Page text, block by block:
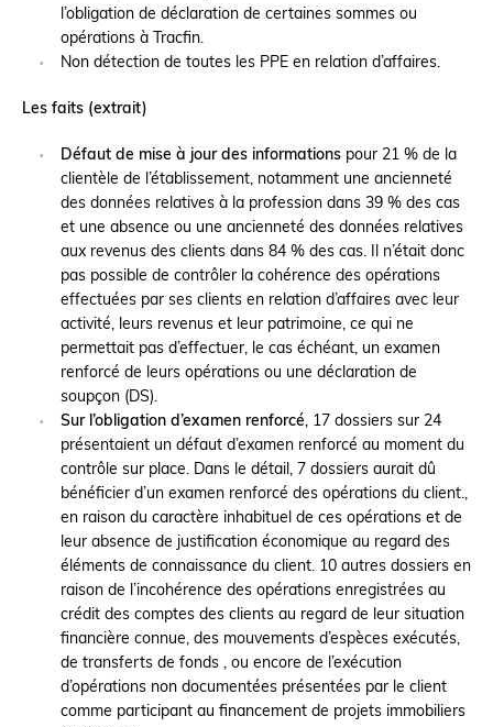
l’obligation de déclaration de certaines sommes ou
opérations à Tracfin.
Non détection de toutes les PPE en relation d’affaires.
Les faits (extrait)
Défaut de mise à jour des informations pour 21 % de la
clientèle de l’établissement, notamment une ancienneté
des données relatives à la profession dans 39 % des cas
et une absence ou une ancienneté des données relatives
aux revenus des clients dans 84 % des cas. Il n’était donc
pas possible de contrôler la cohérence des opérations
effectuées par ses clients en relation d’affaires avec leur
activité, leurs revenus et leur patrimoine, ce qui ne
permettait pas d’effectuer, le cas échéant, un examen
renforcé de leurs opérations ou une déclaration de
soupçon (DS).
Sur l’obligation d’examen renforcé, 17 dossiers sur 24
présentaient un défaut d’examen renforcé au moment du
contrôle sur place. Dans le détail, 7 dossiers aurait dû
bénéficier d’un examen renforcé des opérations du client.,
en raison du caractère inhabituel de ces opérations et de
leur absence de justification économique au regard des
éléments de connaissance du client. 10 autres dossiers en
raison de l’incohérence des opérations enregistrées au
crédit des comptes des clients au regard de leur situation
financière connue, des mouvements d’espèces exécutés,
de transferts de fonds , ou encore de l’exécution
d’opérations non documentées présentées par le client
comme participant au financement de projets immobiliers